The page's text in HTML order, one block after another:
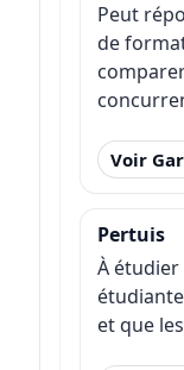
Peut
de
Voir
Pertuis
À
et que